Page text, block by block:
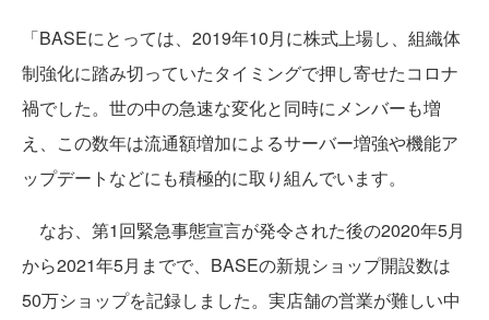
「BASEにとっては、2019年10月に株式上場し、組織体
制強化に踏み切っていたタイミングで押し寄せたコロナ
禍でした。世の中の急速な変化と同時にメンバーも増
え、この数年は流通額増加によるサーバー増強や機能ア
ップデートなどにも積極的に取り組んでいます。
なお、第1回緊急事態宣言が発令された後の2020年5月
から2021年5月までで、BASEの新規ショップ開設数は
50万ショップを記録しました。実店舗の営業が難しい中